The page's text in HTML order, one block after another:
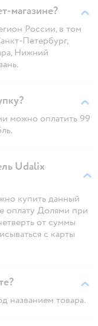
магазине?
России, в том
Петербург,
Нижний
можно оплатить 99
Udalix
купить данный
оплату Долями при
от суммы
с карты
названием товара.